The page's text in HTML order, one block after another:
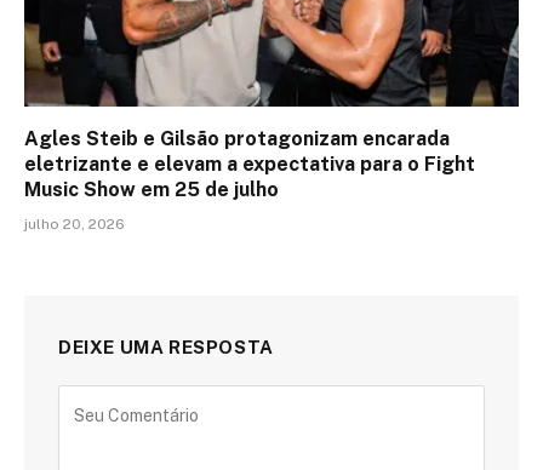
Agles Steib e Gilsão protagonizam encarada
eletrizante e elevam a expectativa para o Fight
Music Show em 25 de julho
julho 20, 2026
DEIXE UMA RESPOSTA